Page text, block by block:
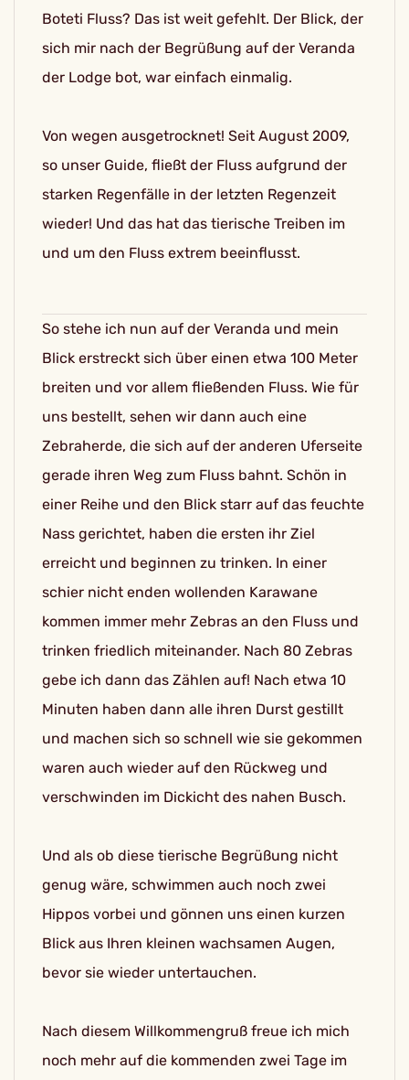
Boteti Fluss? Das ist weit gefehlt. Der Blick, der
sich mir nach der Begrüßung auf der Veranda
der Lodge bot, war einfach einmalig.
Von wegen ausgetrocknet! Seit August 2009,
so unser Guide, fließt der Fluss aufgrund der
starken Regenfälle in der letzten Regenzeit
wieder! Und das hat das tierische Treiben im
und um den Fluss extrem beeinflusst.
So stehe ich nun auf der Veranda und mein
Blick erstreckt sich über einen etwa 100 Meter
breiten und vor allem fließenden Fluss. Wie für
uns bestellt, sehen wir dann auch eine
Zebraherde, die sich auf der anderen Uferseite
gerade ihren Weg zum Fluss bahnt. Schön in
einer Reihe und den Blick starr auf das feuchte
Nass gerichtet, haben die ersten ihr Ziel
erreicht und beginnen zu trinken. In einer
schier nicht enden wollenden Karawane
kommen immer mehr Zebras an den Fluss und
trinken friedlich miteinander. Nach 80 Zebras
gebe ich dann das Zählen auf! Nach etwa 10
Minuten haben dann alle ihren Durst gestillt
und machen sich so schnell wie sie gekommen
waren auch wieder auf den Rückweg und
verschwinden im Dickicht des nahen Busch.
Und als ob diese tierische Begrüßung nicht
genug wäre, schwimmen auch noch zwei
Hippos vorbei und gönnen uns einen kurzen
Blick aus Ihren kleinen wachsamen Augen,
bevor sie wieder untertauchen.
Nach diesem Willkommengruß freue ich mich
noch mehr auf die kommenden zwei Tage im